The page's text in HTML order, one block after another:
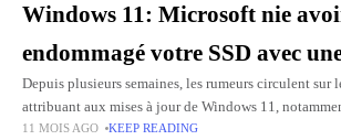
Windows 11: Microsoft nie
endommagé votre SSD avec
Depuis plusieurs semaines, les rumeurs circulent sur
attribuant aux mises à jour de Windows 11,
KB5062660, des pannes SSD équipées de contrôleurs
11 MOIS AGO KEEP READING